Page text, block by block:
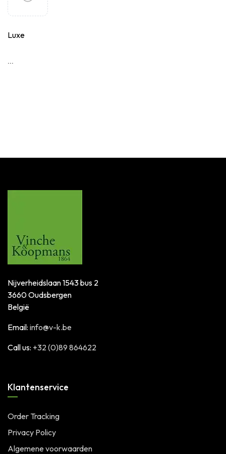
Luxe
...
Nijverheidslaan 1543 bus 2
3660 Oudsbergen
België
Email: info@v-k.be
Call us: +32 (0)89 864622
Klantenservice
Order Tracking
Privacy Policy
Algemene voorwaarden